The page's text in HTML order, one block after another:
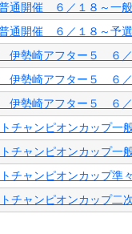
通開催 ６／１８～一
通開催 ６／１８～予選
伊勢崎アフター５ ６
伊勢崎アフター５ ６
伊勢崎アフター５ ６
チャンピオンカップ一
チャンピオンカップ一
チャンピオンカップ準
チャンピオンカップ二